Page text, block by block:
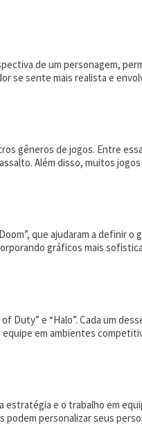
de um personagem,
se sente mais realista e
gêneros de jogos. Entre
Além disso, muitos
que ajudaram a definir
gráficos mais
Duty” e “Halo”. Cada um
em ambientes
e o trabalho em
personalizar seus